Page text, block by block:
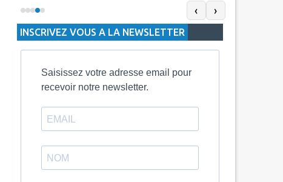
tandis que les formules à 20 Dh et 30 Dh
proposent respectivement 1 Go et 2 Go. Les
durées de validité sont de 3 jours pour
‹ ›
INSCRIVEZ VOUS A LA NEWSLETTER
Saisissez votre adresse email pour
recevoir notre newsletter.